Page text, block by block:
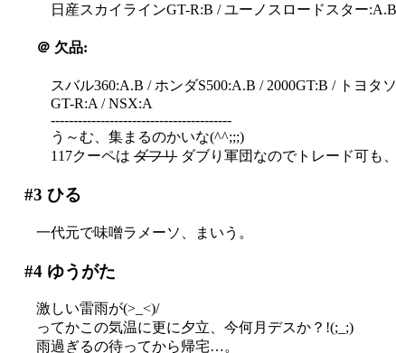
日産スカイラインGT-R:B / ユーノスロードスター
＠ 欠品:
スバル360:A.B / ホンダS500:A.B / 2000GT:B / トヨタ
GT-R:A / NSX:A
----------------------------------------
う～む、集まるのかいな(^^;;;)
117クーペは ダフリ ダブり軍団なのでトレード可も
#3 ひる
一代元で味噌ラメーソ、まいう。
#4ゆうがた
激しい雷雨が(>_<)/
ってかこの気温に更に夕立、今何月デスか？!(;_;)
雨過ぎるの待ってから帰宅…。